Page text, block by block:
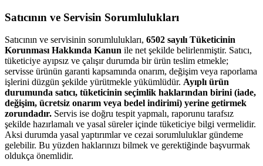
Satıcının ve Servisin Sorumlulukları
Satıcının ve servisinin sorumlulukları, 6502 sayılı Tüketicinin
Korunması Hakkında Kanun ile net şekilde belirlenmiştir. Satıcı,
tüketiciye ayıpsız ve çalışır durumda bir ürün teslim etmekle;
servisse ürünün garanti kapsamında onarım, değişim veya raporlama
işlerini düzgün şekilde yürütmekle yükümlüdür. Ayıplı ürün
durumunda satıcı, tüketicinin seçimlik haklarından birini (iade,
değişim, ücretsiz onarım veya bedel indirimi) yerine getirmek
zorundadır. Servis ise doğru tespit yapmalı, raporunu tarafsız
şekilde hazırlamalı ve yasal süreler içinde tüketiciye bilgi vermelidir.
Aksi durumda yasal yaptırımlar ve cezai sorumluluklar gündeme
gelebilir. Bu yüzden haklarınızı bilmek ve gerektiğinde başvurmak
oldukça önemlidir.